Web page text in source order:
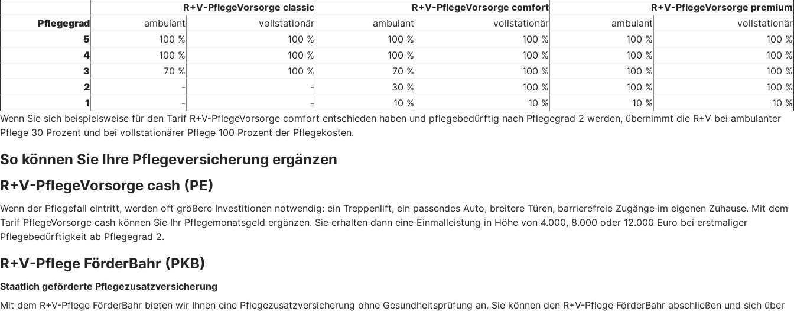
R+V-PflegeVorsorge classic R+V-PflegeVorsorge comfort
R+V-PflegeVorsorge premium
Pflegegrad
ambulant vollstationär ambulant vollstationär ambulant
vollstationär
5
100 % 100 % 100 % 100 % 100 %
100 %
4
100 % 100 % 100 % 100 % 100 %
100 %
3
70 % 100 % 70 % 100 % 100 %
100 %
2
- - 30 % 100 % 100 %
100 %
1
- - 10 % 10 % 10 %
10 %
Wenn Sie sich beispielsweise für den Tarif R+V-PflegeVorsorge comfort entschieden haben und pflegebedürftig nach Pflegegrad 2 werden, übernimmt die R+V bei ambulanter
Pflege 30 Prozent und bei vollstationärer Pflege 100 Prozent der Pflegekosten.
So können Sie Ihre Pflegeversicherung ergänzen
R+V-PflegeVorsorge cash (PE)
Wenn der Pflegefall eintritt, werden oft größere Investitionen notwendig: ein Treppenlift, ein passendes Auto, breitere Türen, barrierefreie Zugänge im eigenen Zuhause. Mit dem
Tarif PflegeVorsorge cash können Sie Ihr Pflegemonatsgeld ergänzen. Sie erhalten dann eine Einmalleistung in Höhe von 4.000, 8.000 oder 12.000 Euro bei erstmaliger
Pflegebedürftigkeit ab Pflegegrad 2.
R+V-Pflege FörderBahr (PKB)
Staatlich geförderte Pflegezusatzversicherung
Mit dem R+V-Pflege FörderBahr bieten wir Ihnen eine Pflegezusatzversicherung ohne Gesundheitsprüfung an. Sie können den R+V-Pflege FörderBahr abschließen und sich über